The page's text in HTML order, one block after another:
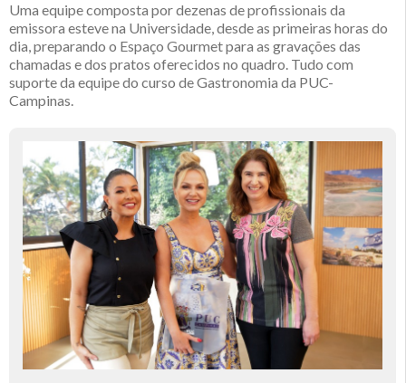
Uma equipe composta por dezenas de profissionais da
emissora esteve na Universidade, desde as primeiras horas do
dia, preparando o Espaço Gourmet para as gravações das
chamadas e dos pratos oferecidos no quadro. Tudo com
suporte da equipe do curso de Gastronomia da PUC-
Campinas.